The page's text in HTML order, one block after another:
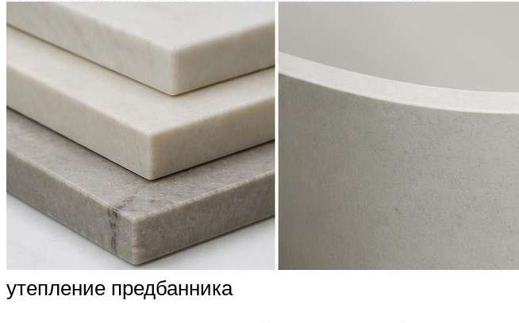
утепление предбанника